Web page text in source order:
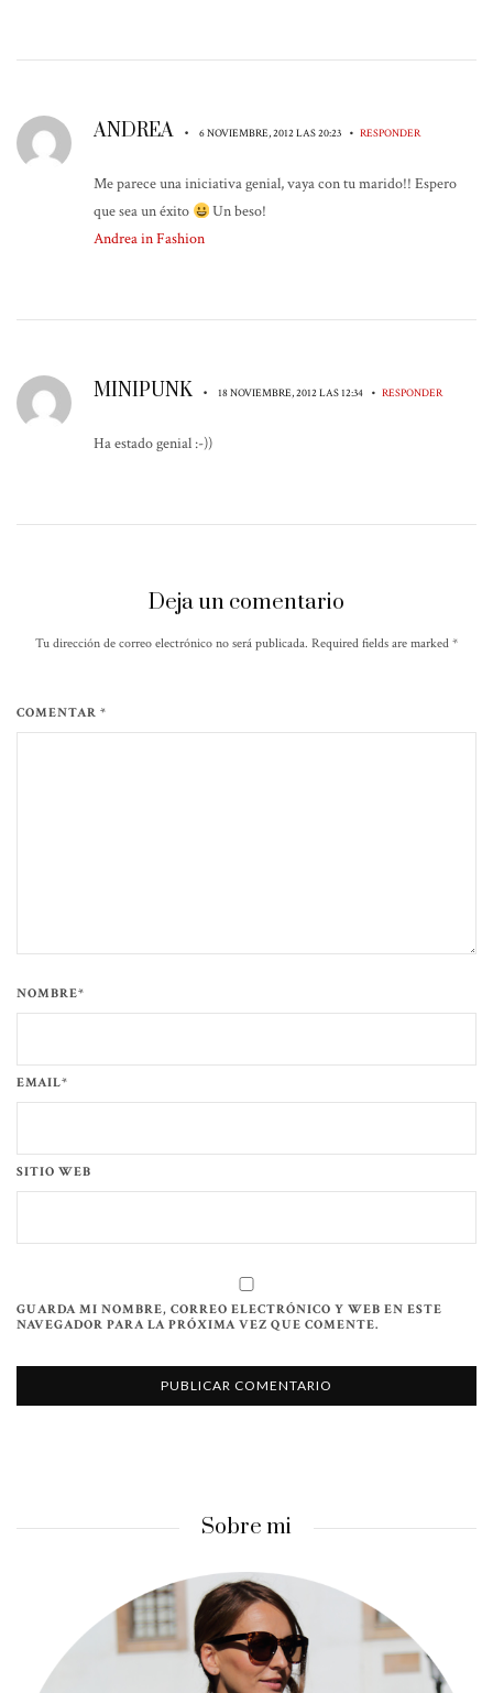
ANDREA • 6 NOVIEMBRE, 2012 LAS 20:23 • RESPONDER
Me parece una iniciativa genial, vaya con tu marido!! Espero
que sea un éxito
Un beso!
Andrea in Fashion
MINIPUNK • 18 NOVIEMBRE, 2012 LAS 12:34 • RESPONDER
Ha estado genial :-))
Deja un comentario
Tu dirección de correo electrónico no será publicada. Required fields are marked *
COMENTAR *
NOMBRE*
EMAIL*
SITIO WEB
GUARDA MI NOMBRE, CORREO ELECTRÓNICO Y WEB EN ESTE
NAVEGADOR PARA LA PRÓXIMA VEZ QUE COMENTE.
Sobre mi